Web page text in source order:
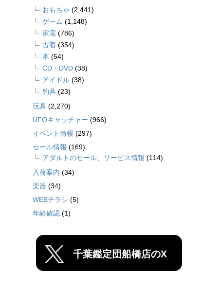
おもちゃ (2,441)
ゲーム (1,148)
家電 (786)
古着 (354)
本 (54)
CD・DVD (38)
アイドル (38)
釣具 (23)
玩具 (2,270)
UFOキャッチャー (966)
イベント情報 (297)
セール情報 (169)
アダルトのセール、サービス情報 (114)
入荷案内 (34)
楽器 (34)
WEBチラシ (5)
年齢確認 (1)
千葉鑑定団船橋店のX